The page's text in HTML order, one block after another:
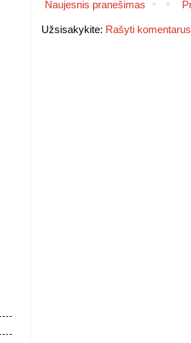
Naujesnis pranešimas
Užsisakykite: Rašyti